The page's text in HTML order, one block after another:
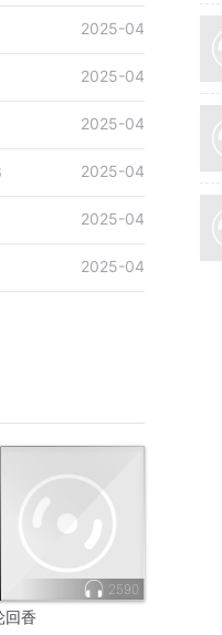
2025-04
2025-04
2025-04
2025-04
2025-04
2025-04
2590
回香